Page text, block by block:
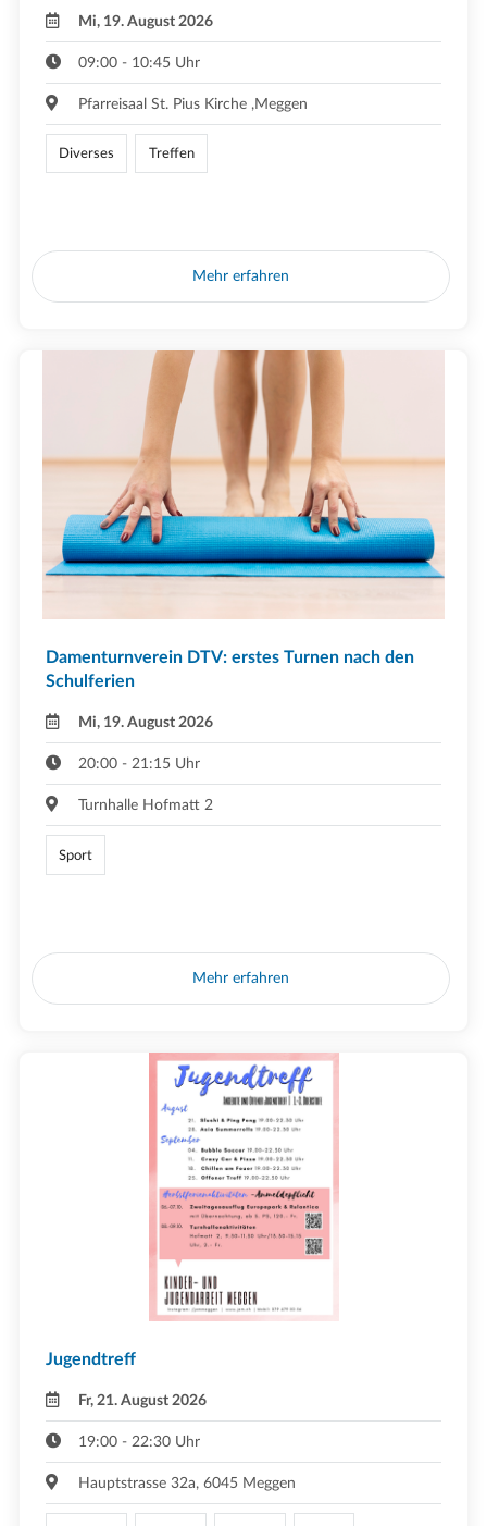
Mi, 19. August 2026
09:00 - 10:45 Uhr
Pfarreisaal St. Pius Kirche ,Meggen
Diverses Treffen
Mehr erfahren
Damenturnverein DTV: erstes Turnen nach den
Schulferien
Mi, 19. August 2026
20:00 - 21:15 Uhr
Turnhalle Hofmatt 2
Sport
Mehr erfahren
Jugendtreff
Fr, 21. August 2026
19:00 - 22:30 Uhr
Hauptstrasse 32a, 6045 Meggen